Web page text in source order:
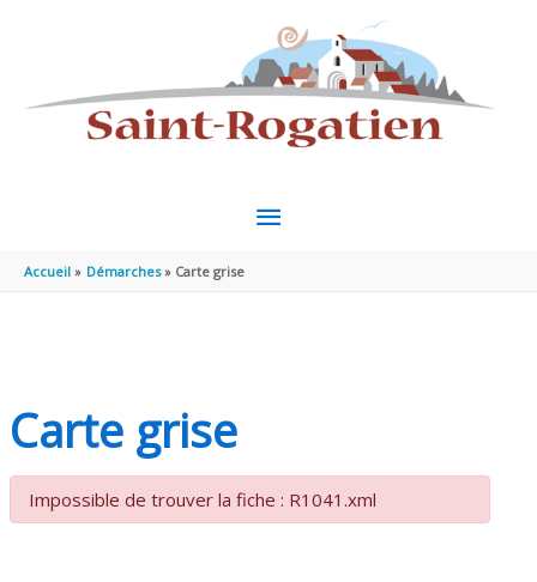
MENU
Accueil Démarches Carte grise
Carte grise
Impossible de trouver la fiche : R1041.xml